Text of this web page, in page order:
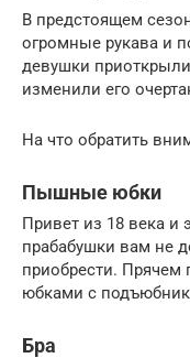
В предстоящем
огромные рукава и
девушки
изменили его
На что обратить
Пышные юбки
Привет из 18 века и
прабабушки вам не
приобрести.
юбками с
Бра